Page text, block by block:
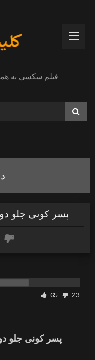
فیلم سکسی به
پسر کونی جلو
65 23
پسر کونی جلو